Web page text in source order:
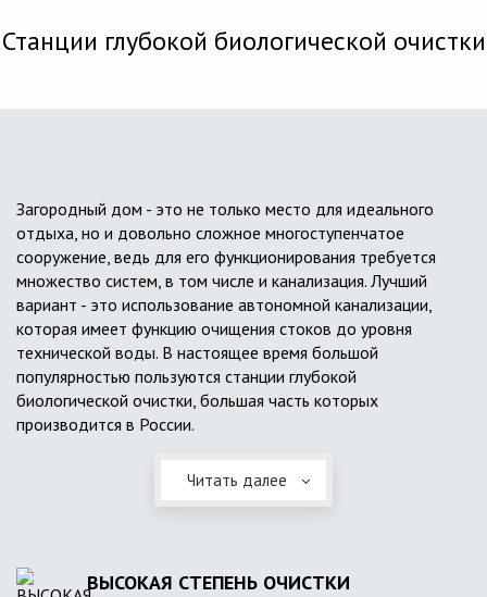
Станции глубокой биологической очистки
Загородный дом - это не только место для идеального
отдыха, но и довольно сложное многоступенчатое
сооружение, ведь для его функционирования требуется
множество систем, в том числе и канализация. Лучший
вариант - это использование автономной канализации,
которая имеет функцию очищения стоков до уровня
технической воды. В настоящее время большой
популярностью пользуются станции глубокой
биологической очистки, большая часть которых
производится в России.
Читать далее
ВЫСОКАЯ СТЕПЕНЬ ОЧИСТКИ